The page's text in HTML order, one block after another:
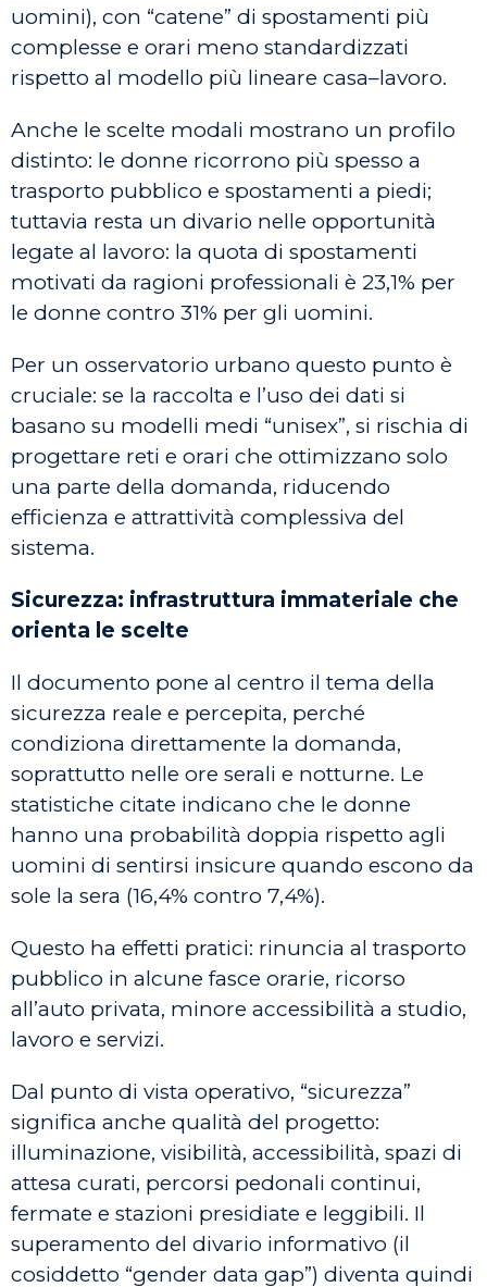
uomini), con “catene” di spostamenti più
complesse e orari meno standardizzati
rispetto al modello più lineare casa–lavoro.
Anche le scelte modali mostrano un profilo
distinto: le donne ricorrono più spesso a
trasporto pubblico e spostamenti a piedi;
tuttavia resta un divario nelle opportunità
legate al lavoro: la quota di spostamenti
motivati da ragioni professionali è 23,1% per
le donne contro 31% per gli uomini.
Per un osservatorio urbano questo punto è
cruciale: se la raccolta e l’uso dei dati si
basano su modelli medi “unisex”, si rischia di
progettare reti e orari che ottimizzano solo
una parte della domanda, riducendo
efficienza e attrattività complessiva del
sistema.
Sicurezza: infrastruttura immateriale che
orienta le scelte
Il documento pone al centro il tema della
sicurezza reale e percepita, perché
condiziona direttamente la domanda,
soprattutto nelle ore serali e notturne. Le
statistiche citate indicano che le donne
hanno una probabilità doppia rispetto agli
uomini di sentirsi insicure quando escono da
sole la sera (16,4% contro 7,4%).
Questo ha effetti pratici: rinuncia al trasporto
pubblico in alcune fasce orarie, ricorso
all’auto privata, minore accessibilità a studio,
lavoro e servizi.
Dal punto di vista operativo, “sicurezza”
significa anche qualità del progetto:
illuminazione, visibilità, accessibilità, spazi di
attesa curati, percorsi pedonali continui,
fermate e stazioni presidiate e leggibili. Il
superamento del divario informativo (il
cosiddetto “gender data gap”) diventa quindi